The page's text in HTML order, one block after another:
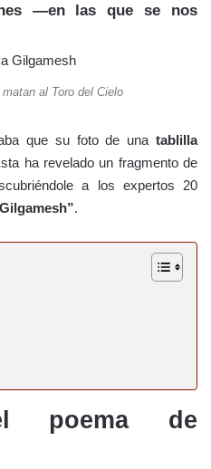
—en las que se nos
al Toro del Cielo
que su foto de una tablilla
ha revelado un fragmento de
a los expertos 20
.
poema de